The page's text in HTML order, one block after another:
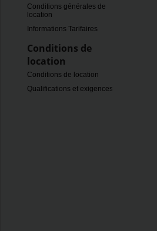
Conditions générales de
location
Informations Tarifaires
Conditions de
location
Conditions de location
Qualifications et exigences